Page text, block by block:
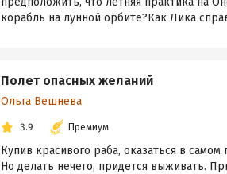
корабль на лунной орбите?Как Лика
Полет опасных желаний
Ольга Вешнева
3.9 Премиум
Купив красивого раба, оказаться в
Но делать нечего, придется выживать.